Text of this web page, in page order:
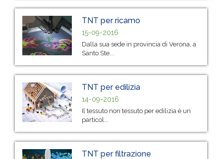
TNT per ricamo
15-09-2016
Dalla sua sede in provincia di Verona, a
Santo Ste...
TNT per edilizia
14-09-2016
Il tessuto non tessuto per edilizia è un
particol...
TNT per filtrazione